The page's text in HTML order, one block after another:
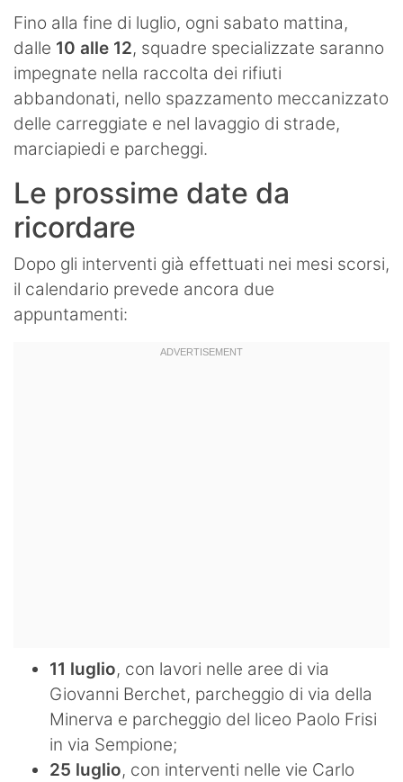
Fino alla fine di luglio, ogni sabato mattina,
dalle 10 alle 12, squadre specializzate saranno
impegnate nella raccolta dei rifiuti
abbandonati, nello spazzamento meccanizzato
delle carreggiate e nel lavaggio di strade,
marciapiedi e parcheggi.
Le prossime date da
ricordare
Dopo gli interventi già effettuati nei mesi scorsi,
il calendario prevede ancora due
appuntamenti:
11 luglio, con lavori nelle aree di via
Giovanni Berchet, parcheggio di via della
Minerva e parcheggio del liceo Paolo Frisi
in via Sempione;
25 luglio, con interventi nelle vie Carlo